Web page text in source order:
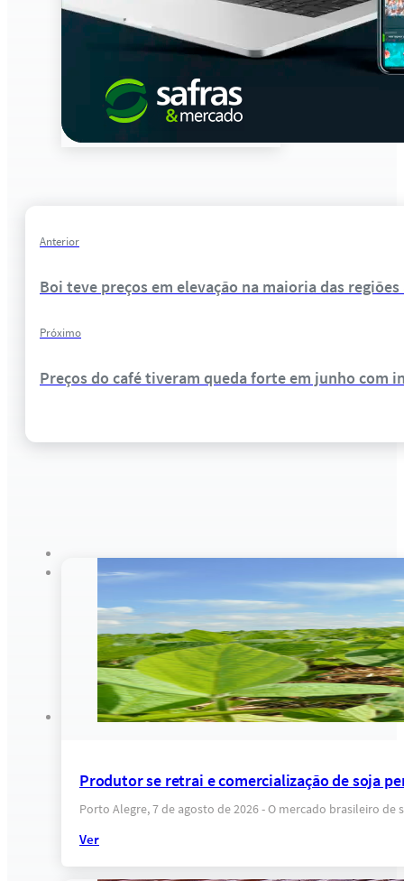
Anterior
Boi teve preços em elevação na maioria das
Próximo
Preços do café tiveram queda forte em junho com
Produtor se retrai e comercialização de soja
Porto Alegre, 7 de agosto de 2026 - O mercado brasileiro
Ver